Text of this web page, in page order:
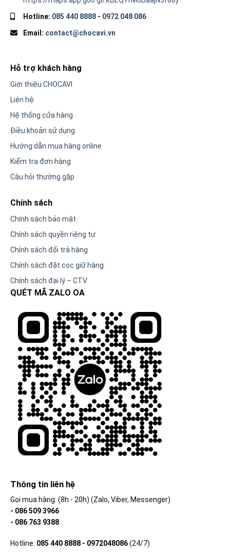
Hotline: 085 440 8888 - 0972 048 086
Email: contact@chocavi.vn
Hỗ trợ khách hàng
Giới thiệu CHOCAVI
Liên hệ
Hệ thống cửa hàng
Điều khoản sử dụng
Hướng dẫn mua hàng online
Kiểm tra đơn hàng
Câu hỏi thường gặp
Chính sách
Chính sách bảo mật
Chính sách quyền riêng tư
Chính sách đổi trả hàng
Chính sách đặt cọc giữ hàng
Chính sách đại lý – CTV
QUÉT MÃ ZALO OA
Thông tin liên hệ
Gọi mua hàng: (8h - 20h) (Zalo, Viber, Messenger)
- 086 509 3966
- 086 763 9388
Hotline: 085 440 8888 - 0972048086(24/7)